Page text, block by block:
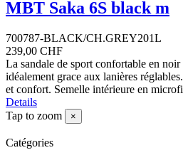
MBT Saka 6S black m
700787-BLACK/CH.GREY201L
239,00 CHF
La sandale de sport confortable en
idéalement grace aux lanières
et confort. Semelle intérieure en
Details
Tap to zoom
×
Catégories